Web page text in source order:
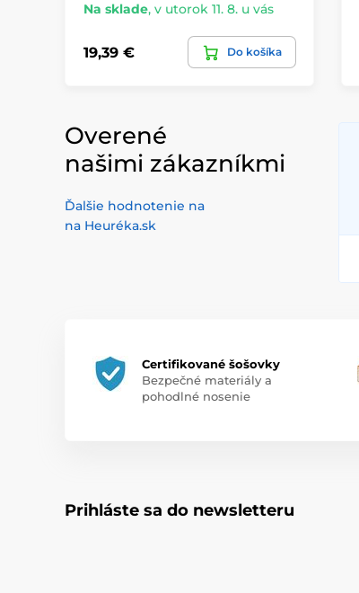
Na sklade, v utorok 11. 8. u vás
19,39 € Do košíka
Overené
našimi zákazníkmi
Ďalšie hodnotenie na
na Heuréka.sk
Certifikované šošovky
Bezpečné materiály a
pohodlné nosenie
Prihláste sa do newsletteru